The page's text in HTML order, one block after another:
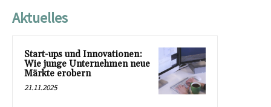
Aktuelles
Start-ups und Innovationen:
Wie junge Unternehmen neue
Märkte erobern
21.11.2025